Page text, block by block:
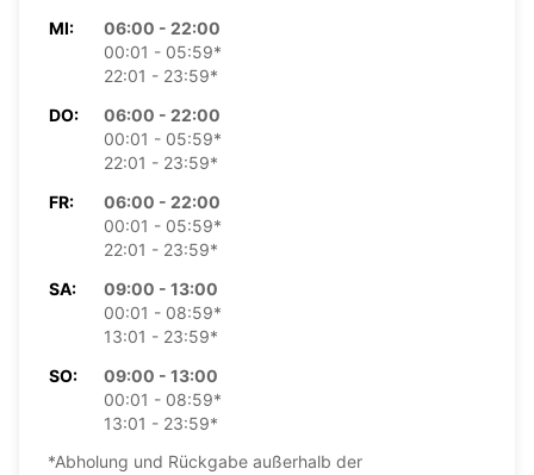
MI:
06:00 - 22:00
00:01 - 05:59*
22:01 - 23:59*
DO:
06:00 - 22:00
00:01 - 05:59*
22:01 - 23:59*
FR:
06:00 - 22:00
00:01 - 05:59*
22:01 - 23:59*
SA:
09:00 - 13:00
00:01 - 08:59*
13:01 - 23:59*
SO:
09:00 - 13:00
00:01 - 08:59*
13:01 - 23:59*
*Abholung und Rückgabe außerhalb der